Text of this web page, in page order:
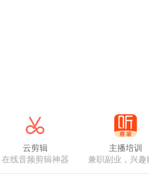
云剪辑
在线音频剪辑神器
主播培训
兼职副业，兴趣